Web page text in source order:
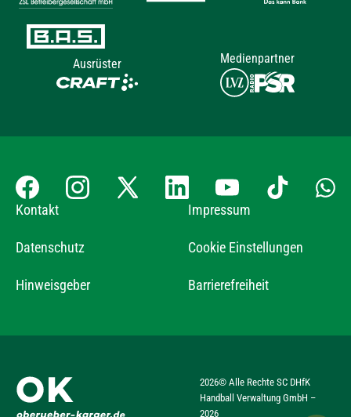
Ausrüster Medienpartner
Kontakt Impressum
Datenschutz Cookie Einstellungen
Hinweisgeber Barrierefreiheit
2026© Alle Rechte SC DHfK
Handball Verwaltung GmbH –
2026